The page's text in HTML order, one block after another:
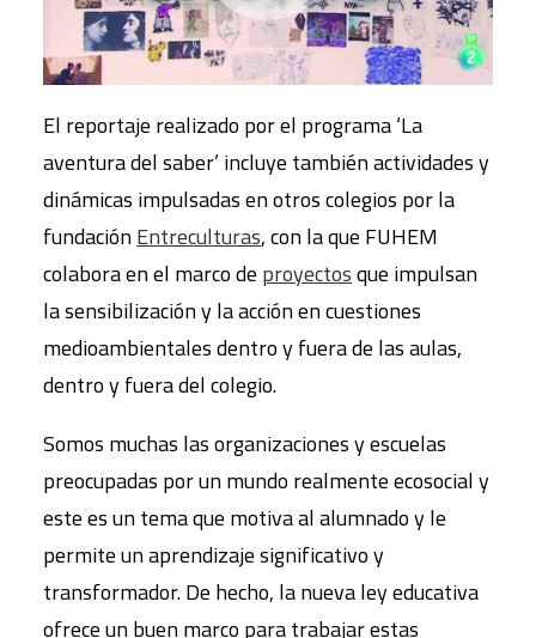
El reportaje realizado por el programa ‘La
aventura del saber’ incluye también actividades y
dinámicas impulsadas en otros colegios por la
fundaciónEntreculturas, con la que FUHEM
colabora en el marco de proyectosque impulsan
la sensibilización y la acción en cuestiones
medioambientales dentro y fuera de las aulas,
dentro y fuera del colegio.
Somos muchas las organizaciones y escuelas
preocupadas por un mundo realmente ecosocial y
este es un tema que motiva al alumnado y le
permite un aprendizaje significativo y
transformador. De hecho, la nueva ley educativa
ofrece un buen marco para trabajar estas